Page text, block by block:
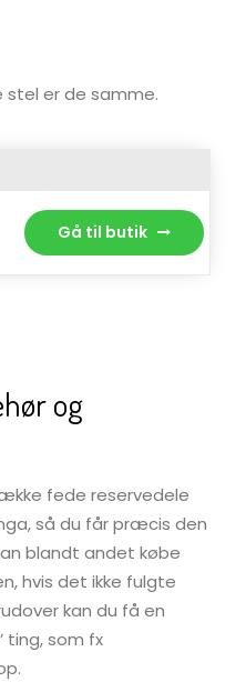
er de samme.
Gå til butik
og
fede reservedele
så du får præcis den
blandt andet købe
hvis det ikke fulgte
kan du få en
ting, som fx